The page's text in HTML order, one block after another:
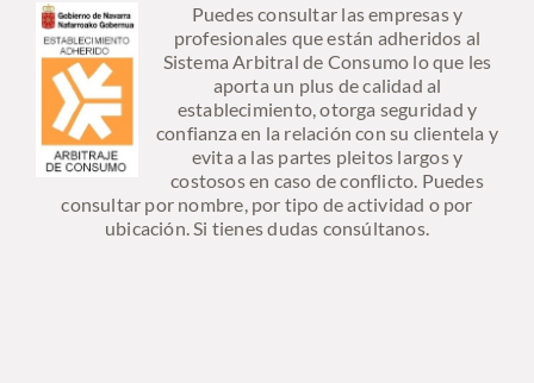
Puedes consultar las empresas y
profesionales que están adheridos al
Sistema Arbitral de Consumo lo que les
aporta un plus de calidad al
establecimiento, otorga seguridad y
confianza en la relación con su clientela y
evita a las partes pleitos largos y
costosos en caso de conflicto. Puedes
consultar por nombre, por tipo de actividad o por
ubicación. Si tienes dudas consúltanos.